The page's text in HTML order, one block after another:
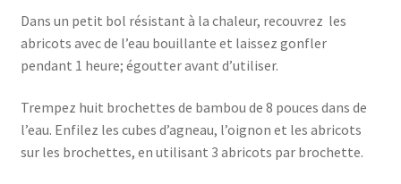
Dans un petit bol résistant à la chaleur, recouvrez les
abricots avec de l’eau bouillante et laissez gonfler
pendant 1 heure; égoutter avant d’utiliser.
Trempez huit brochettes de bambou de 8 pouces dans de
l’eau. Enfilez les cubes d’agneau, l’oignon et les abricots
sur les brochettes, en utilisant 3 abricots par brochette.